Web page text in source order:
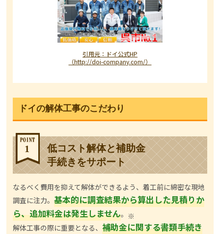
引用元：ドイ公式HP
（http://doi-company.com/）
ドイの解体工事のこだわり
1
低コスト解体と補助金
手続きをサポート
なるべく費用を抑えて解体ができるよう、着工前に綿密な現地
調査に注力。基本的に調査結果から算出した見積りか
ら、追加料金は発生しません。 ※
解体工事の際に重要となる、補助金に関する書類手続き